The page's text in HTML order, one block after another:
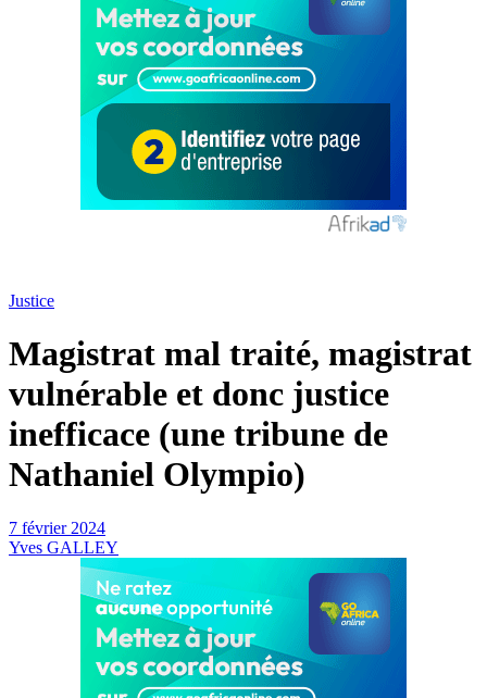
Justice
Magistrat mal traité, magistrat
vulnérable et donc justice
inefficace (une tribune de
Nathaniel Olympio)
7 février 2024
Yves GALLEY